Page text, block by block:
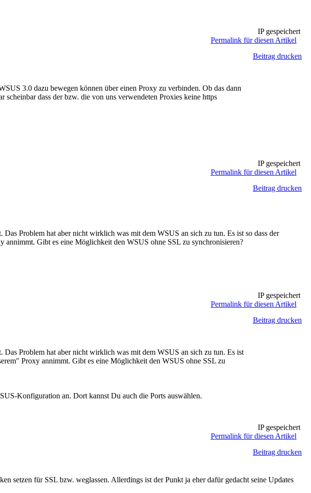
IP gespeichert
Permalink für diesen Artikel
Beitrag drucken
3.0 dazu bewegen können über einen Proxy zu verbinden. Ob das dann
dass der bzw. die von uns verwendeten Proxies keine https
IP gespeichert
Permalink für diesen Artikel
Beitrag drucken
Problem hat aber nicht wirklich was mit dem WSUS an sich zu tun. Es ist so dass der
Gibt es eine Möglichkeit den WSUS ohne SSL zu synchronisieren?
IP gespeichert
Permalink für diesen Artikel
Beitrag drucken
Problem hat aber nicht wirklich was mit dem WSUS an sich zu tun. Es ist
Proxy annimmt. Gibt es eine Möglichkeit den WSUS ohne SSL zu
Konfiguration an. Dort kannst Du auch die Ports auswählen.
IP gespeichert
Permalink für diesen Artikel
Beitrag drucken
setzen für SSL bzw. weglassen. Allerdings ist der Punkt ja eher dafür gedacht seine Updates